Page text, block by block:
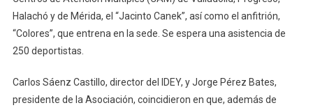
Halachó y de Mérida, el “Jacinto Canek”, así como el anfitrión,
“Colores”, que entrena en la sede. Se espera una asistencia de
250 deportistas.
Carlos Sáenz Castillo, director del IDEY, y Jorge Pérez Bates,
presidente de la Asociación, coincidieron en que, además de